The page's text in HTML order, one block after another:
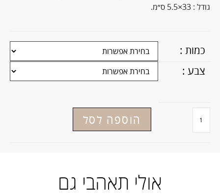
גודל : 33×5.5 ס״מ.
כמות :
צבע :
הוספה לסל
אולי תאהבי גם